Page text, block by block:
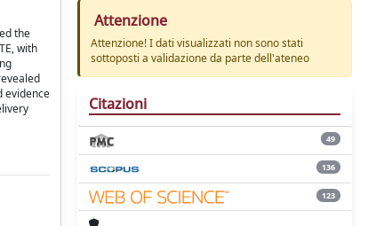
the
with
evidence
Attenzione
Attenzione! I dati visualizzati non sono stati
sottoposti a validazione da parte dell'ateneo
Citazioni
49
136
123